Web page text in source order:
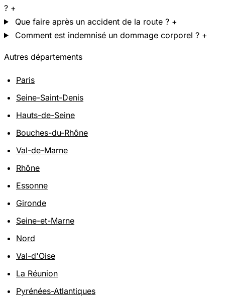
? +
Que faire après un accident de la route ? +
Comment est indemnisé un dommage corporel ? +
Autres départements
Paris
Seine-Saint-Denis
Hauts-de-Seine
Bouches-du-Rhône
Val-de-Marne
Rhône
Essonne
Gironde
Seine-et-Marne
Nord
Val-d'Oise
La Réunion
Pyrénées-Atlantiques